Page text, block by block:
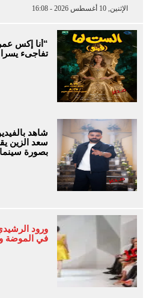
الإثنين, 10 أغسطس 2026 - 16:08
“أنا إكس
تفاجىء
شاهد
سعد الزين
بصورة
ورود
في الموضة